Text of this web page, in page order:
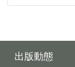
出版動態